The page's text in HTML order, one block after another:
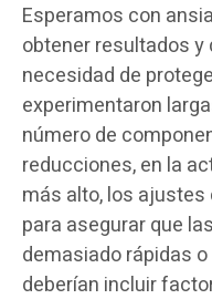
Esperamos con
obtener resultados
necesidad de
experimentaron
número de
reducciones, en la
más alto, los
para asegurar que
demasiado rápidas
deberían incluir